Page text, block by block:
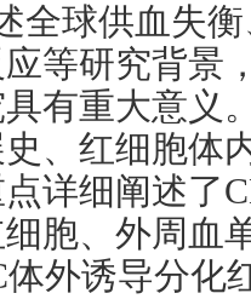
全球供血失
等研究背景
有重大意义
、红细胞体
详细阐述了
胞、外周血
体外诱导分化